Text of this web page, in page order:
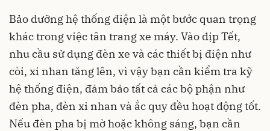
Bảo dưỡng hệ thống điện là một bước quan trọng
khác trong việc tân trang xe máy. Vào dịp Tết,
nhu cầu sử dụng đèn xe và các thiết bị điện như
còi, xi nhan tăng lên, vì vậy bạn cần kiểm tra kỹ
hệ thống điện, đảm bảo tất cả các bộ phận như
đèn pha, đèn xi nhan và ắc quy đều hoạt động tốt.
Nếu đèn pha bị mờ hoặc không sáng, bạn cần